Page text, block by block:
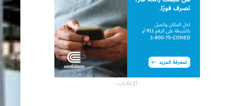
- الإعلانات -